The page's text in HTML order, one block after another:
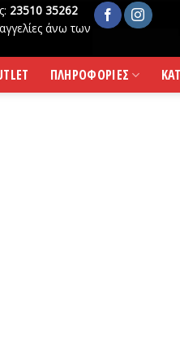
23510 35262
άνω των
ΠΛΗΡΟΦΟΡΙΕΣ